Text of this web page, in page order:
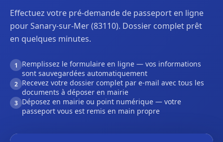
Effectuez votre pré-demande de passeport en ligne
pour Sanary-sur-Mer (83110). Dossier complet prêt
en quelques minutes.
1
Remplissez le formulaire en ligne — vos informations
sont sauvegardées automatiquement
2 Recevez votre dossier complet par e-mail avec tous les
documents à déposer en mairie
3 Déposez en mairie ou point numérique — votre
passeport vous est remis en main propre